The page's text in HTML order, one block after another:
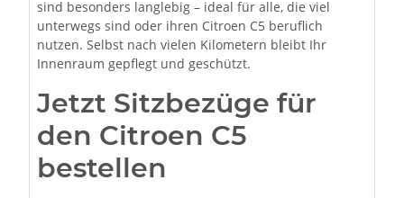
sind besonders langlebig – ideal für alle, die viel
unterwegs sind oder ihren Citroen C5 beruflich
nutzen. Selbst nach vielen Kilometern bleibt Ihr
Innenraum gepflegt und geschützt.
Jetzt Sitzbezüge für
den Citroen C5
bestellen